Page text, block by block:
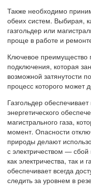
Также необходимо
обеих систем. Выбирая,
газгольдер или
проще в работе и
Ключевое преимущество
подключения, которая
возможной затянутости
процесс которого может
Газгольдер
энергетического
магистрального газа,
момент. Опасности
природы делают
с электричеством —
как электричества, так и
обеспечивает всегда
следить за уровнем в